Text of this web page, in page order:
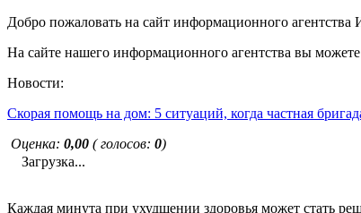
Добро пожаловать на сайт информационного
На сайте нашего информационного агентства вы
Новости:
Скорая помощь на дом: 5 ситуаций, когда частная
Оценка: 0,00 ( голосов: 0)
Загрузка...
Каждая минута при ухудшении здоровья может стать